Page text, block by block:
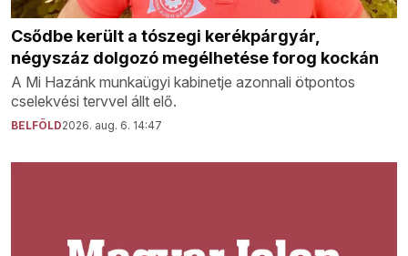
Csődbe került a tószegi kerékpárgyár,
négyszáz dolgozó megélhetése forog kockán
A Mi Hazánk munkaügyi kabinetje azonnali ötpontos
cselekvési tervvel állt elő.
BELFÖLD2026. aug. 6. 14:47